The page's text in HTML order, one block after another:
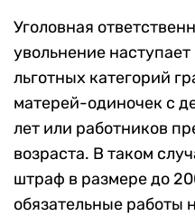
Уголовная
увольнение
льготных категорий
матерей-одиночек с
лет или работников
возраста. В таком
штраф в размере до
обязательные работы